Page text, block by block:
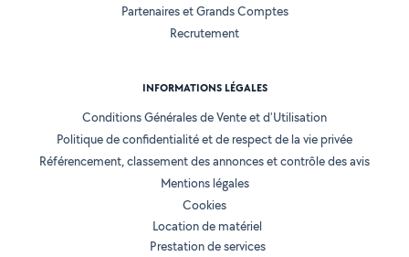
Partenaires et Grands Comptes
Recrutement
INFORMATIONS LÉGALES
Conditions Générales de Vente et d'Utilisation
Politique de confidentialité et de respect de la vie privée
Référencement, classement des annonces et contrôle des avis
Mentions légales
Cookies
Location de matériel
Prestation de services